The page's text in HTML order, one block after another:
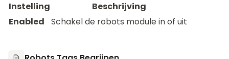
Instelling
Beschrijving
Enabled
Schakel de robots module in of uit